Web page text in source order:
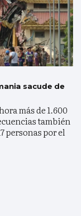
sacude de
más de 1.600
también
personas por el